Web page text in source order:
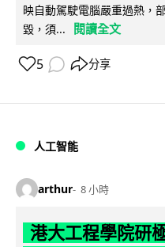
映自動駕駛電腦嚴重過熱，
毀，須...
閱讀全文
5 分享
人工智能
arthur 8 小時
港大工程學院研